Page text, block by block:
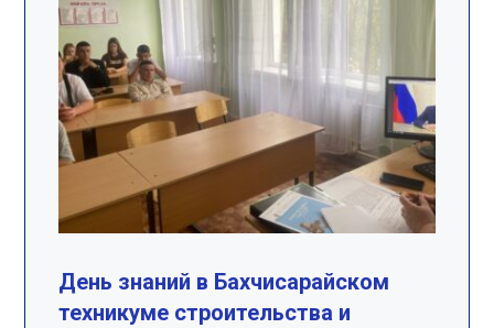
День знаний в Бахчисарайском
техникуме строительства и